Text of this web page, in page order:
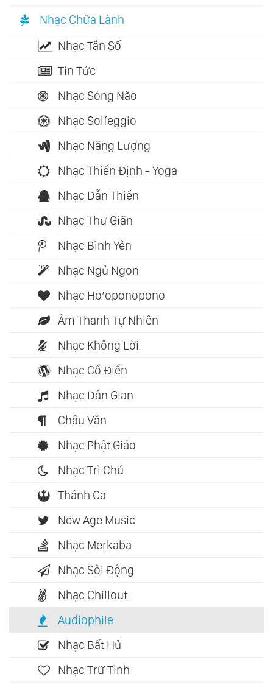
Nhạc Chữa Lành
Nhạc Tần Số
Tin Tức
Nhạc Sóng Não
Nhạc Solfeggio
Nhạc Năng Lượng
Nhạc Thiền Định - Yoga
Nhạc Dẫn Thiền
Nhạc Thư Giãn
Nhạc Bình Yên
Nhạc Ngủ Ngon
Nhạc Ho’oponopono
Âm Thanh Tự Nhiên
Nhạc Không Lời
Nhạc Cổ Điển
Nhạc Dân Gian
Chầu Văn
Nhạc Phật Giáo
Nhạc Trì Chú
Thánh Ca
New Age Music
Nhạc Merkaba
Nhạc Sôi Động
Nhạc Chillout
Audiophile
Nhạc Bất Hủ
Nhạc Trữ Tình